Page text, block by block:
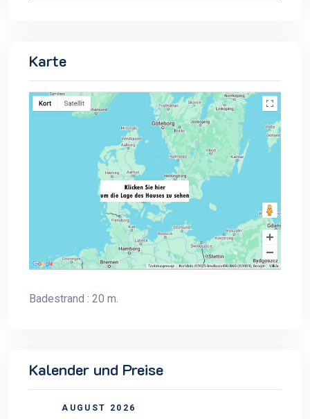
Karte
Badestrand : 20 m.
Kalender und Preise
AUGUST 2026